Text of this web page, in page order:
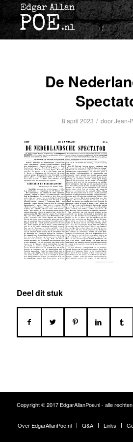
De
8 april 2023 / doorJean-
Deel dit stuk
Copyright © 2017 EdgarAllanPoe.nl - alle
Over EdgarAllanPoe.nl Q&A Links